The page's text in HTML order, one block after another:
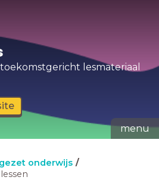
lesmateriaal
menu
onderwijs